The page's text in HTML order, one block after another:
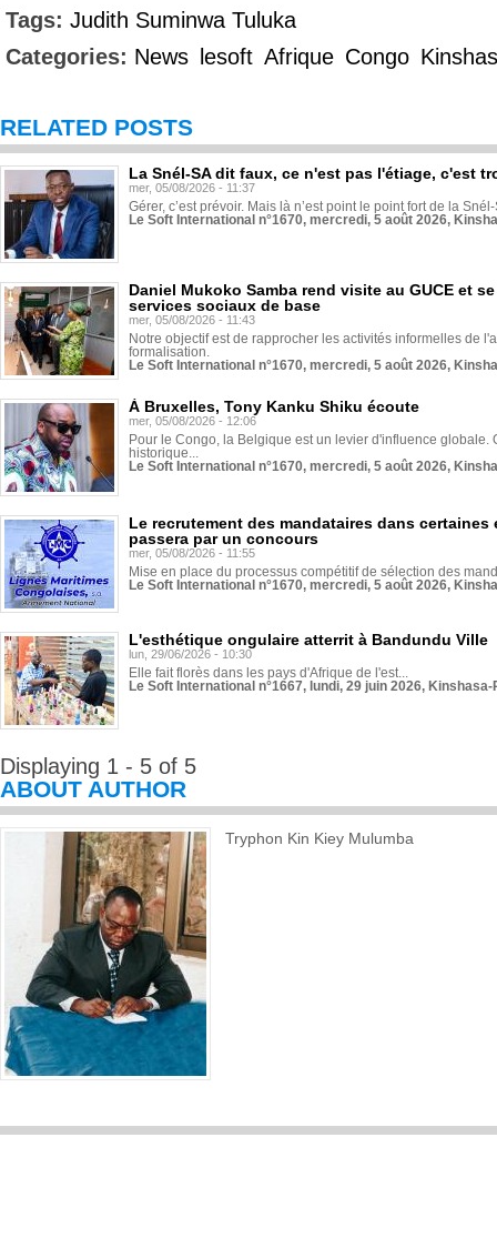
Tags: Judith Suminwa Tuluka
Categories: News lesoft Afrique Congo
RELATED POSTS
La Snél-SA dit faux, ce n'est pas l'étiage, c'est
mer, 05/08/2026 - 11:37
Gérer, c’est prévoir. Mais là n’est point le point fort de la
Le Soft International n°1670, mercredi, 5 août 2026,
Daniel Mukoko Samba rend visite au GUCE et
services sociaux de base
mer, 05/08/2026 - 11:43
Notre objectif est de rapprocher les activités informelles de
formalisation.
Le Soft International n°1670, mercredi, 5 août 2026,
À Bruxelles, Tony Kanku Shiku écoute
mer, 05/08/2026 - 12:06
Pour le Congo, la Belgique est un levier d'influence globale.
historique...
Le Soft International n°1670, mercredi, 5 août 2026,
Le recrutement des mandataires dans
passera par un concours
mer, 05/08/2026 - 11:55
Mise en place du processus compétitif de sélection des
Le Soft International n°1670, mercredi, 5 août 2026,
L'esthétique ongulaire atterrit à Bandundu Ville
lun, 29/06/2026 - 10:30
Elle fait florès dans les pays d'Afrique de l'est...
Le Soft International n°1667, lundi, 29 juin 2026,
Displaying 1 - 5 of 5
ABOUT AUTHOR
Tryphon Kin Kiey Mulumba